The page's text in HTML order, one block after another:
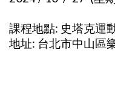
課程地點: 史塔克運
地址: 台北市中山區